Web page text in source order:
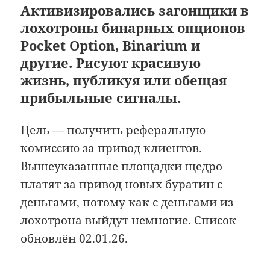
Активизировались загонщики в
лохотроны бинарных опционов
Pocket Option, Binarium и
другие. Рисуют красивую
жизнь, публикуя или обещая
прибыльные сигналы.
Цель — получить реферальную
комиссию за привод клиентов.
Вышеуказанные площадки щедро
платят за привод новых буратин с
деньгами, потому как с деньгами из
лохотрона выйдут немногие. Список
обновлён 02.01.26.